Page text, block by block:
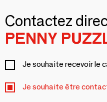
Contactez
PENNY
Je souhaite recevoir le
Je souhaite être